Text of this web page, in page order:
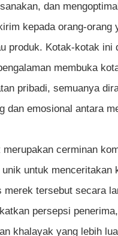
dan
kepada orang-
produk. Kotak-kotak
membuka
pribadi, semuanya
dan emosional antara
cerminan
untuk
tersebut secara
persepsi
khalayak yang lebih